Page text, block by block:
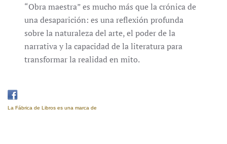
“Obra maestra” es mucho más que la crónica de
una desaparición: es una reflexión profunda
sobre la naturaleza del arte, el poder de la
narrativa y la capacidad de la literatura para
transformar la realidad en mito.
La Fábrica de Libros es una marca de